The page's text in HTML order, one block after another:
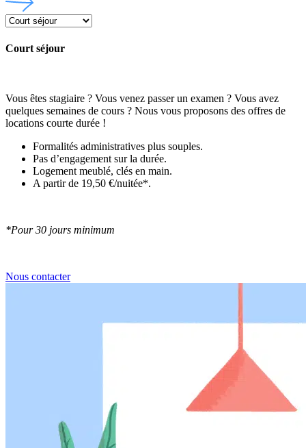
Court séjour
Vous êtes stagiaire ? Vous venez passer un examen ? Vous avez
quelques semaines de cours ? Nous vous proposons des offres de
locations courte durée !
Formalités administratives plus souples.
Pas d’engagement sur la durée.
Logement meublé, clés en main.
A partir de 19,50 €/nuitée*.
*Pour 30 jours minimum
Nous contacter